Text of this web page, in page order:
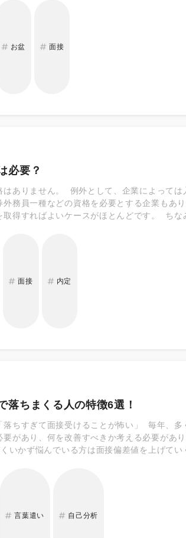
お盆 面接
必要？
ありません。 例外として、企業によって
外務員一種などの資格を必要とする企業もあ
得すればよいケースがほとんどです。 ちな
ます！
面接 内定
落ちまくる人の特徴6選！
落ちすぎて面接受けることが怖い」 毎年、
があり、何を改善すべきか考える必要があ
いかず悩んでいる方は面接偏差値を上げて
言葉遣い 自己分析